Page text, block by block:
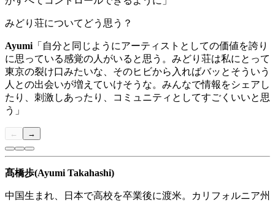
みどり荘についてどう思う？
Ayumi 「自分と同じようにアーティストとしての価値を誇り
に思っている感覚の人がいると思う。みどり荘は私にとって
東京の裂け口みたいな、そのヒビから入ればバッとそういう
人との出会いが増えていけそうな。みんなで情報をシェアし
たり、刺激しあったり、コミュニティとしてすごくいいと思
う」
← →
髙橋歩(Ayumi Takahashi)
中国生まれ、日本で高校を卒業後に渡米。カリフォルニア州